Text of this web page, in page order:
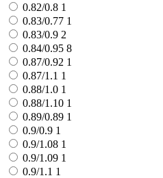
0.82/0.8 1
0.83/0.77 1
0.83/0.9 2
0.84/0.95 8
0.87/0.92 1
0.87/1.1 1
0.88/1.0 1
0.88/1.10 1
0.89/0.89 1
0.9/0.9 1
0.9/1.08 1
0.9/1.09 1
0.9/1.1 1